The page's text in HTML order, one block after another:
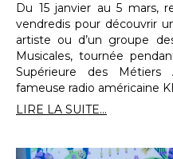
Du 15 janvier au 5 mars,
vendredis pour découvrir
artiste ou d’un groupe
Musicales, tournée
Supérieure des Métiers
fameuse radio américaine
LIRE LA SUITE...